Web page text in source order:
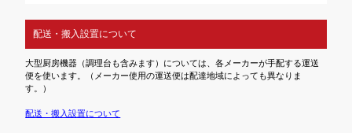
配送・搬入設置について
大型厨房機器（調理台も含みます）については、各メーカーが手配する運送
便を使います。（メーカー使用の運送便は配達地域によっても異なりま
す。）
配送・搬入設置について